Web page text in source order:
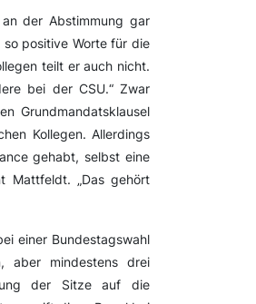
der Abstimmung gar
positive Worte für die
teilt er auch nicht.
bei der CSU.“ Zwar
Grundmandatsklausel
Kollegen. Allerdings
gehabt, selbst eine
Mattfeldt. „Das gehört
einer Bundestagswahl
aber mindestens drei
der Sitze auf die